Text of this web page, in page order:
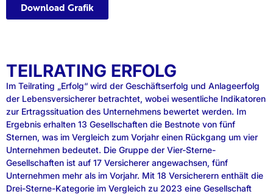
Download Grafik
TEILRATING ERFOLG
Im Teilrating „Erfolg“ wird der Geschäftserfolg und Anlageerfolg
der Lebensversicherer betrachtet, wobei wesentliche Indikatoren
zur Ertragssituation des Unternehmens bewertet werden. Im
Ergebnis erhalten 13 Gesellschaften die Bestnote von fünf
Sternen, was im Vergleich zum Vorjahr einen Rückgang um vier
Unternehmen bedeutet. Die Gruppe der Vier-Sterne-
Gesellschaften ist auf 17 Versicherer angewachsen, fünf
Unternehmen mehr als im Vorjahr. Mit 18 Versicherern enthält die
Drei-Sterne-Kategorie im Vergleich zu 2023 eine Gesellschaft